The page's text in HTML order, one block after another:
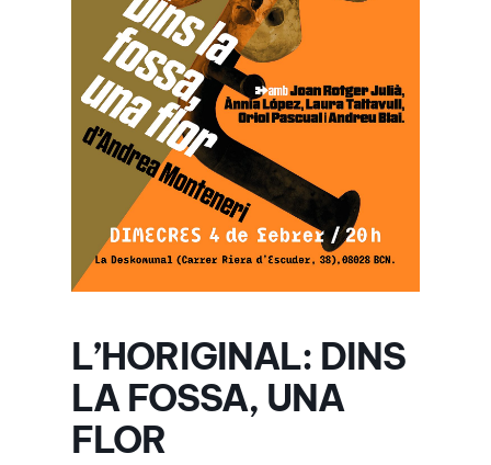
L’HORIGINAL: DINS
LA FOSSA, UNA
FLOR